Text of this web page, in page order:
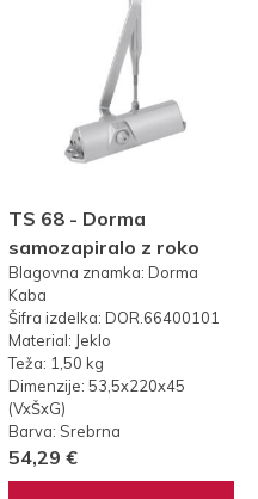
TS 68 - Dorma
samozapiralo z roko
Blagovna znamka: Dorma
Kaba
Šifra izdelka: DOR.66400101
Material: Jeklo
Teža: 1,50 kg
Dimenzije: 53,5x220x45
(VxŠxG)
Barva: Srebrna
54,29 €